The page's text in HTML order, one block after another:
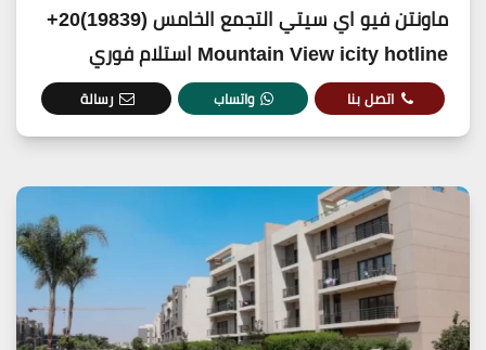
ماونتن فيو اي سيتي التجمع الخامس (19839)20+
Mountain View icity hotline استلام فوري
اتصل بنا واتساب رسالة